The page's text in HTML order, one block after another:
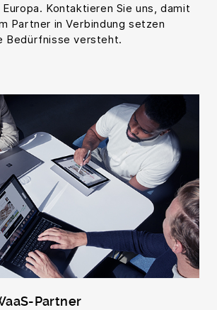
Europa. Kontaktieren Sie uns, damit
Partner in Verbindung setzen
Bedürfnisse versteht.
Partner